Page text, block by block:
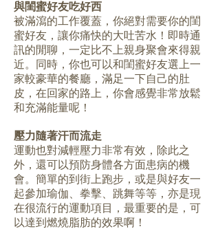
與閨蜜好友吃好西
被滿瀉的工作覆蓋，你絕對需要你的閨
蜜好友，讓你痛快的大吐苦水！即時通
訊的閒聊，一定比不上親身聚會來得親
近。同時，你也可以和閨蜜好友選上一
家較豪華的餐廳，滿足一下自己的肚
皮，在回家的路上，你會感覺非常放鬆
和充滿能量呢！
壓力隨著汗而流走
運動也對減輕壓力非常有效，除此之
外，還可以預防身體各方面患病的機
會。簡單的到街上跑步，或是與好友一
起參加瑜伽、拳擊、跳舞等等，亦是現
在很流行的運動項目，最重要的是，可
以達到燃燒脂肪的效果啊！